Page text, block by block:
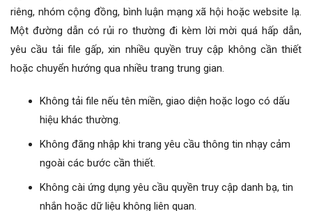
riêng, nhóm cộng đồng, bình luận mạng xã hội hoặc website lạ.
Một đường dẫn có rủi ro thường đi kèm lời mời quá hấp dẫn,
yêu cầu tải file gấp, xin nhiều quyền truy cập không cần thiết
hoặc chuyển hướng qua nhiều trang trung gian.
Không tải file nếu tên miền, giao diện hoặc logo có dấu
hiệu khác thường.
Không đăng nhập khi trang yêu cầu thông tin nhạy cảm
ngoài các bước cần thiết.
Không cài ứng dụng yêu cầu quyền truy cập danh bạ, tin
nhắn hoặc dữ liệu không liên quan.